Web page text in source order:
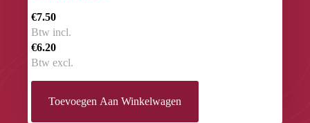
€7.50
Btw incl.
€6.20
Btw excl.
Toevoegen Aan Winkelwagen